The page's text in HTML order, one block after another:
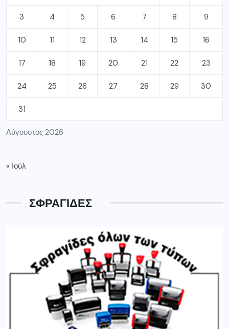
Αύγουστος 2026
3 4 5 6 7 8 9
10 11 12 13 14 15 16
17 18 19 20 21 22 23
24 25 26 27 28 29 30
31
« Ιούλ
ΣΦΡΑΓΙΔΕΣ